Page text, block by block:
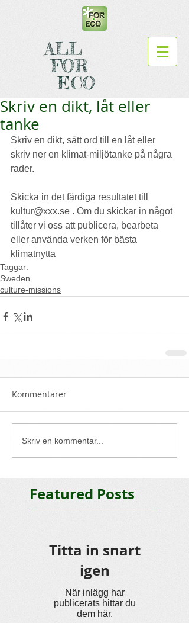
ALL
FOR
ECO
Featured Posts
Skriv en dikt, låt eller
tanke
Skriv en dikt, sätt ord till en låt eller
skriv ner en klimat-miljötanke på några
rader.
Skicka in det färdiga resultatet till
kultur@xxx.se . Om du skickar in något
tillåter vi oss att publicera, bearbeta
eller använda verken för bästa
klimatnytta
Taggar:
Sweden
culture-missions
Kommentarer
Skriv en kommentar...
Titta in snart
igen
När inlägg har
publicerats hittar du
dem här.